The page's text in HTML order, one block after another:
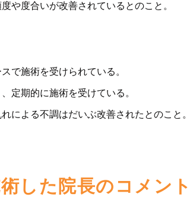
や度合いが改善されているとのこと。
で施術を受けられている。
定期的に施術を受けている。
による不調はだいぶ改善されたとのこと。
した院長のコメント